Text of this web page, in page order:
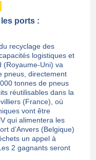
ports :
recyclage des
logistiques et
(Royaume-Uni) va
pneus, directement
tonnes de pneus
réutilisables dans la
(France), où
vont être
qui alimentera les
d’Anvers (Belgique)
un appel à
2 gagnants seront